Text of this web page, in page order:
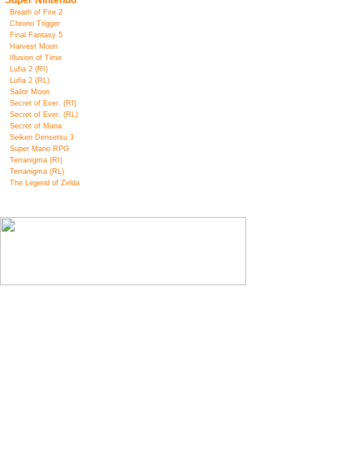
Breath of Fire 2
Chrono Trigger
Final Fantasy 5
Harvest Moon
Illusion of Time
Lufia 2 (RI)
Lufia 2 (RL)
Sailor Moon
Secret of Ever. (RI)
Secret of Ever. (RL)
Secret of Mana
Seiken Densetsu 3
Super Mario RPG
Terranigma (RI)
Terranigma (RL)
The Legend of Zelda